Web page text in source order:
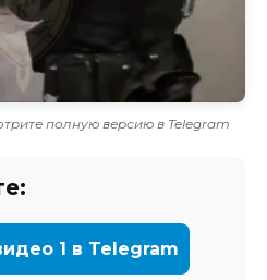
полную версию в Telegram
1 в Telegram